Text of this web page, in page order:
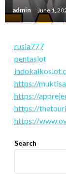
admin June 1,
rusia777
pentaslot
https://
https://
https://
https://
Search